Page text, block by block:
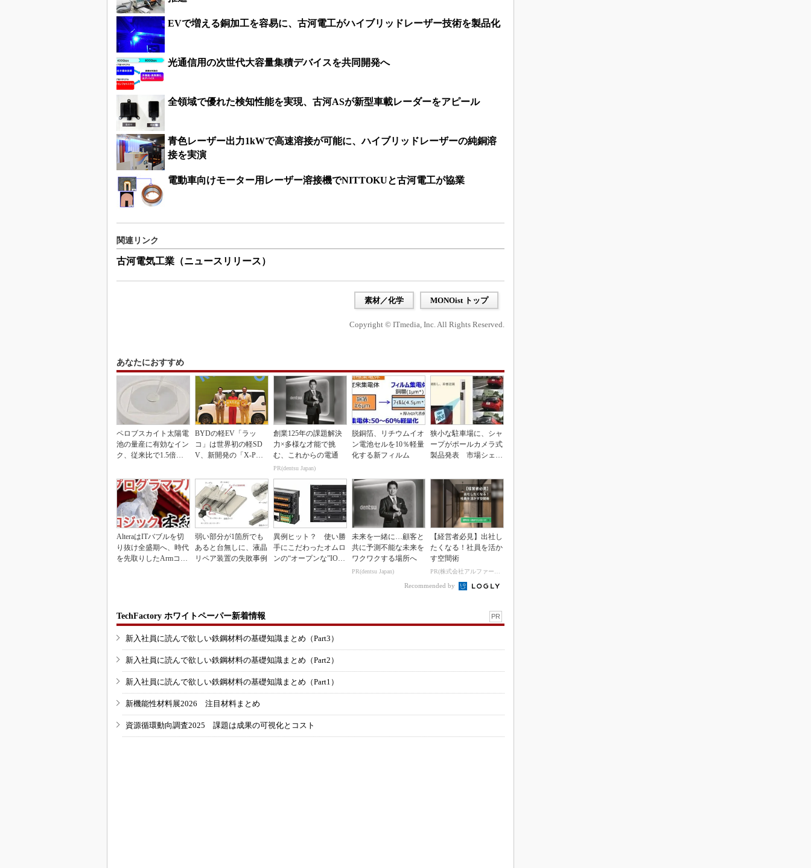
EVで増える銅加工を容易に、古河電工がハイブリッドレーザー技術を製品化
光通信用の次世代大容量集積デバイスを共同開発へ
全領域で優れた検知性能を実現、古河ASが新型車載レーダーをアピール
青色レーザー出力1kWで高速溶接が可能に、ハイブリッドレーザーの純銅溶
接を実演
電動車向けモーター用レーザー溶接機でNITTOKUと古河電工が協業
関連リンク
古河電気工業（ニュースリリース）
素材／化学 MONOist トップ
Copyright © ITmedia, Inc. All Rights Reserved.
あなたにおすすめ
ペロブスカイト太陽電
池の量産に有効なイン
ク、従来比で1.5倍の
BYDの軽EV「ラッ
コ」は世界初の軽SD
V、新開発の「X-PAC
創業125年の課題解決
力×多様な才能で挑
む、これからの電通
PR(dentsu Japan)
脱銅箔、リチウムイオ
ン電池セルを10％軽量
化する新フィルム
狭小な駐車場に、シャ
ープがポールカメラ式
製品発表 市場シェア
AlteraはITバブルを切
り抜け全盛期へ、時代
を先取りしたArmコア
弱い部分が1箇所でも
あると台無しに、液晶
リペア装置の失敗事例
異例ヒット？ 使い勝
手にこだわったオムロ
ンの“オープンな”IO-L
未来を一緒に…顧客と
共に予測不能な未来を
ワクワクする場所へ
PR(dentsu Japan)
【経営者必見】出社し
たくなる！社員を活か
す空間術
PR(株式会社アルファーテクノ)
Recommended by
TechFactory ホワイトペーパー新着情報 PR
新入社員に読んで欲しい鉄鋼材料の基礎知識まとめ（Part3）
新入社員に読んで欲しい鉄鋼材料の基礎知識まとめ（Part2）
新入社員に読んで欲しい鉄鋼材料の基礎知識まとめ（Part1）
新機能性材料展2026 注目材料まとめ
資源循環動向調査2025 課題は成果の可視化とコスト